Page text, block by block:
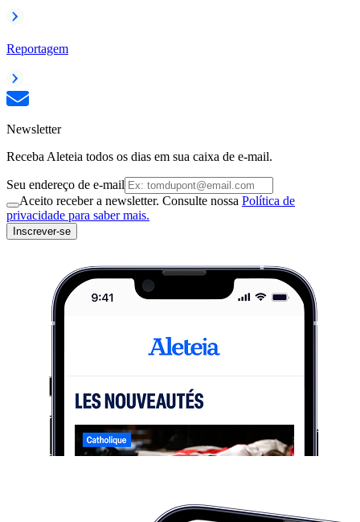
Reportagem
Newsletter
Receba Aleteia todos os dias em sua caixa de e-mail.
Seu endereço de e-mail
Aceito receber a newsletter. Consulte nossa Política de
privacidade para saber mais.
Inscrever-se